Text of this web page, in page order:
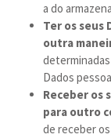
a do
Ter os seus
outra
Dados
Receber os
para outro
de receber